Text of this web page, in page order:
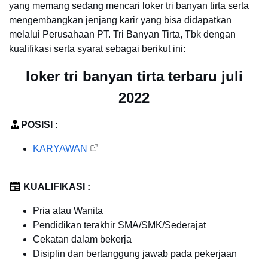
yang memang sedang mencari loker tri banyan tirta serta
mengembangkan jenjang karir yang bisa didapatkan
melalui Perusahaan PT. Tri Banyan Tirta, Tbk dengan
kualifikasi serta syarat sebagai berikut ini:
loker tri banyan tirta terbaru juli
2022
POSISI :
KARYAWAN
KUALIFIKASI :
Pria atau Wanita
Pendidikan terakhir SMA/SMK/Sederajat
Cekatan dalam bekerja
Disiplin dan bertanggung jawab pada pekerjaan